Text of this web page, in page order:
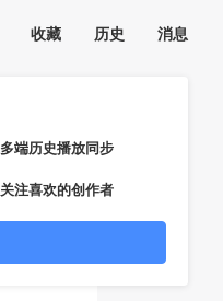
多端历史播放同步
关注喜欢的创作者
收藏 历史 消息